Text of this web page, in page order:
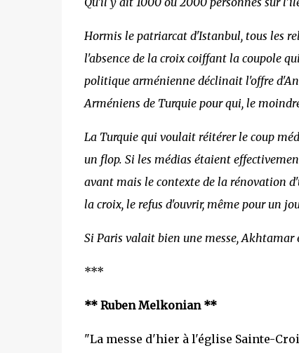
Hormis le patriarcat d'Istanbul, tous les
l'absence de la croix coiffant la coupole
politique arménienne déclinait l'offre
Arméniens de Turquie pour qui, le
La Turquie qui voulait réitérer le coup
un flop. Si les médias étaient
avant mais le contexte de la rénovation
la croix, le refus d'ouvrir, même pour un
Si Paris valait bien une messe,
***
** Ruben Melkonian **
"La messe d'hier à l'église Sainte-